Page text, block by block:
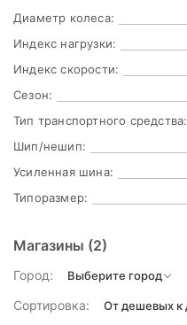
Диаметр колеса:
Индекс нагрузки:
Индекс скорости:
Сезон:
Тип транспортного средства:
Шип/нешип:
Усиленная шина:
Типоразмер:
Магазины (2)
Город:
Сортировка: